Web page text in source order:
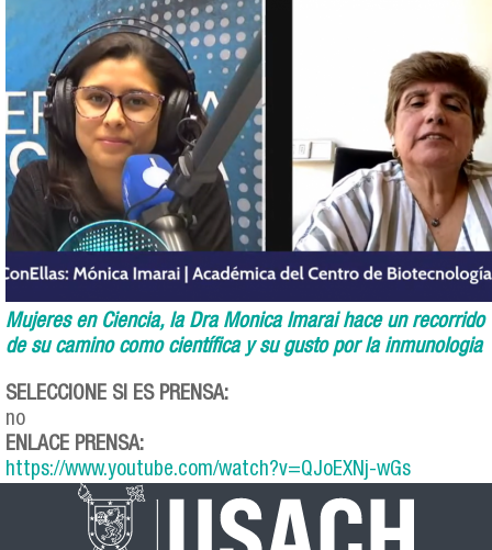
Mujeres en Ciencia, la Dra Monica Imarai hace un recorrido
de su camino como científica y su gusto por la inmunologia
SELECCIONE SI ES PRENSA:
no
ENLACE PRENSA:
https://www.youtube.com/watch?v=QJoEXNj-wGs